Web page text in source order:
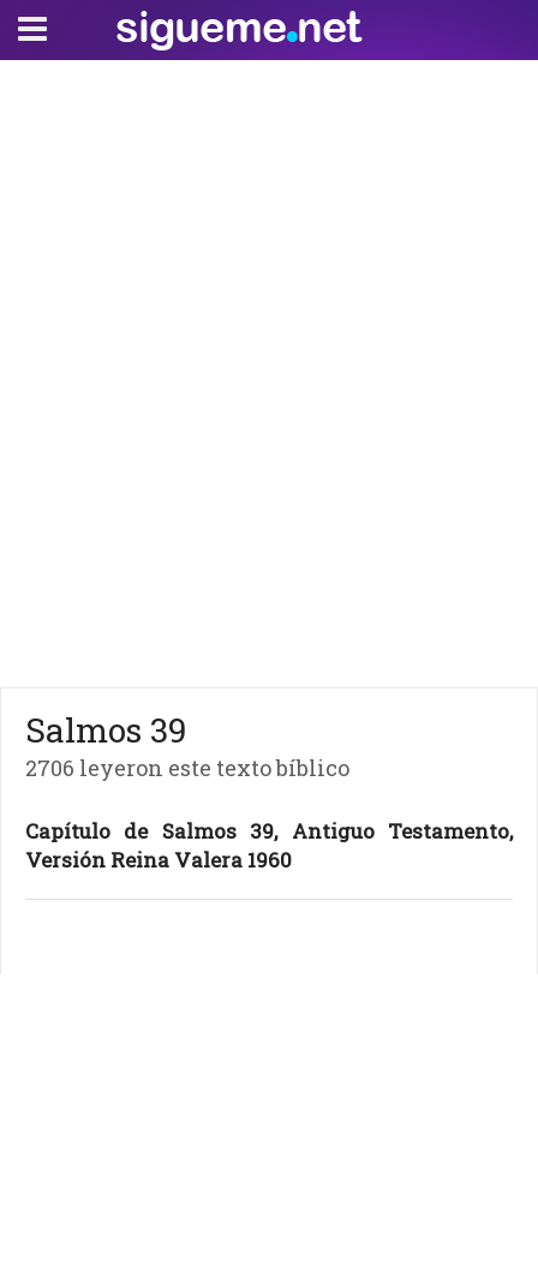
Salmos 39
2706 leyeron este texto bíblico
Capítulo de Salmos 39, Antiguo Testamento,
Versión Reina Valera 1960